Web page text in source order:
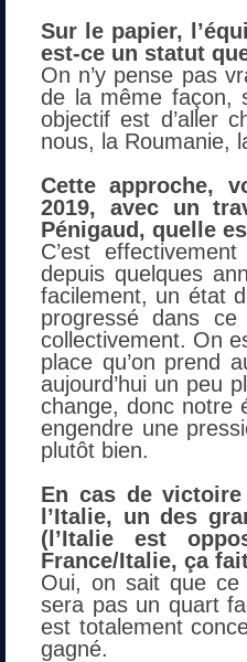
Sur le papier,
est-ce un statut
On n’y pense pas
de la même façon,
objectif est d’aller
nous, la Roumanie,
Cette approche,
2019, avec un
Pénigaud, quelle
C’est
depuis quelques
facilement, un état
progressé dans
collectivement. On
place qu’on prend
aujourd’hui un peu
change, donc notre
engendre une
plutôt bien.
En cas de
l’Italie, un des
(l’Italie est
France/Italie, ça
Oui, on sait que ce
sera pas un quart
est totalement
gagné.